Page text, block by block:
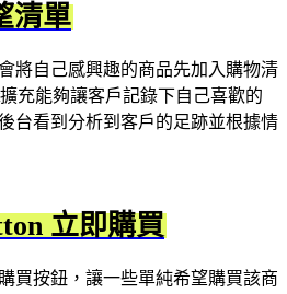
清單
將自己感興趣的商品先加入購物清
充能夠讓客戶記錄下自己喜歡的
台看到分析到客戶的足跡並根據情
立即購買
買按鈕，讓一些單純希望購買該商